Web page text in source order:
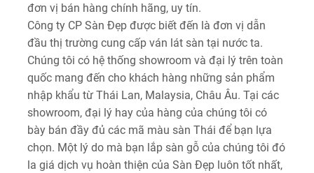
đơn vị bán hàng chính hãng, uy tín.
Công ty CP Sàn Đẹp được biết đến là đơn vị dẫn
đầu thị trường cung cấp ván lát sàn tại nước ta.
Chúng tôi có hệ thống showroom và đại lý trên toàn
quốc mang đến cho khách hàng những sản phẩm
nhập khẩu từ Thái Lan, Malaysia, Châu Âu. Tại các
showroom, đại lý hay của hàng của chúng tôi có
bày bán đầy đủ các mã màu sàn Thái để bạn lựa
chọn. Một lý do mà bạn lắp sàn gỗ của chúng tôi đó
la giá dịch vụ hoàn thiện của Sàn Đẹp luôn tốt nhất,